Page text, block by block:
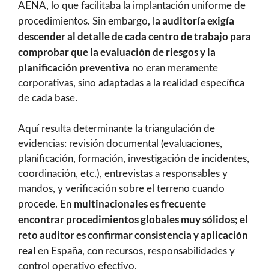
AENA, lo que facilitaba la implantación uniforme de
procedimientos. Sin embargo, l a auditoría exigía
descender al detalle de cada centro de trabajo para
comprobar que la evaluación de riesgos y la
planificación preventiva no eran meramente
corporativas, sino adaptadas a la realidad específica
de cada base.
Aquí resulta determinante la triangulación de
evidencias: revisión documental (evaluaciones,
planificación, formación, investigación de incidentes,
coordinación, etc.), entrevistas a responsables y
mandos, y verificación sobre el terreno cuando
procede. En multinacionales es frecuente
encontrar procedimientos globales muy sólidos; el
reto auditor es confirmar consistencia y aplicación
real en España, con recursos, responsabilidades y
control operativo efectivo.